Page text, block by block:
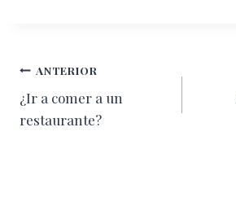
Navegación
de
ANTERIOR
¿Ir a comer a un
restaurante?